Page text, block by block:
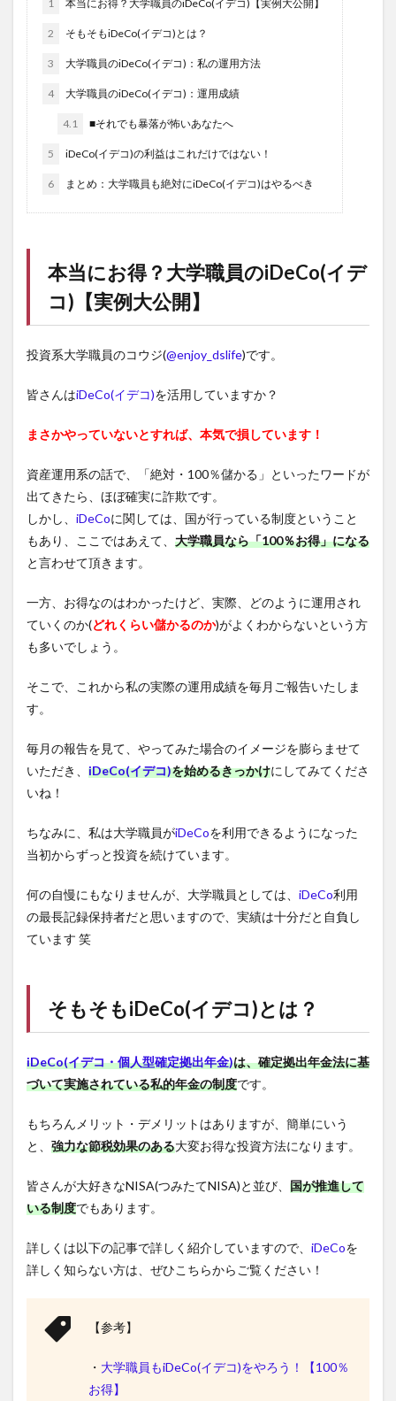
1 本当にお得？大学職員のiDeCo(イデコ)【実例大公開】
2 そもそもiDeCo(イデコ)とは？
3 大学職員のiDeCo(イデコ)：私の運用方法
4 大学職員のiDeCo(イデコ)：運用成績
4.1 ■それでも暴落が怖いあなたへ
5 iDeCo(イデコ)の利益はこれだけではない！
6 まとめ：大学職員も絶対にiDeCo(イデコ)はやるべき
本当にお得？大学職員のiDeCo(イデ
コ) 【実例大公開】
投資系大学職員のコウジ(@enjoy_dslife)です。
皆さんはiDeCo(イデコ)を活用していますか？
まさかやっていないとすれば、本気で損しています！
資産運用系の話で、「絶対・100％儲かる」といったワードが
出てきたら、ほぼ確実に詐欺です。
しかし、 iDeCoに関しては、国が行っている制度ということ
もあり、ここではあえて、 大学職員なら「100％お得」になる
と言わせて頂きます。
一方、お得なのはわかったけど、実際、どのように運用され
ていくのか(どれくらい儲かるのか)がよくわからないという方
も多いでしょう。
そこで、これから私の実際の運用成績を毎月ご報告いたしま
す。
毎月の報告を見て、やってみた場合のイメージを膨らませて
いただき、 iDeCo(イデコ)を始めるきっかけにしてみてくださ
いね！
ちなみに、私は大学職員がiDeCoを利用できるようになった
当初からずっと投資を続けています。
何の自慢にもなりませんが、大学職員としては、 iDeCo利用
の最長記録保持者だと思いますので、実績は十分だと自負し
ています 笑
そもそもiDeCo(イデコ)とは？
iDeCo(イデコ・個人型確定拠出年金)は、確定拠出年金法に基
づいて実施されている私的年金の制度です。
もちろんメリット・デメリットはありますが、簡単にいう
と、 強力な節税効果のある大変お得な投資方法になります。
皆さんが大好きなNISA(つみたてNISA)と並び、 国が推進して
いる制度でもあります。
詳しくは以下の記事で詳しく紹介していますので、 iDeCoを
詳しく知らない方は、ぜひこちらからご覧ください！
【参考】
・ 大学職員もiDeCo(イデコ)をやろう！【100％
お得】